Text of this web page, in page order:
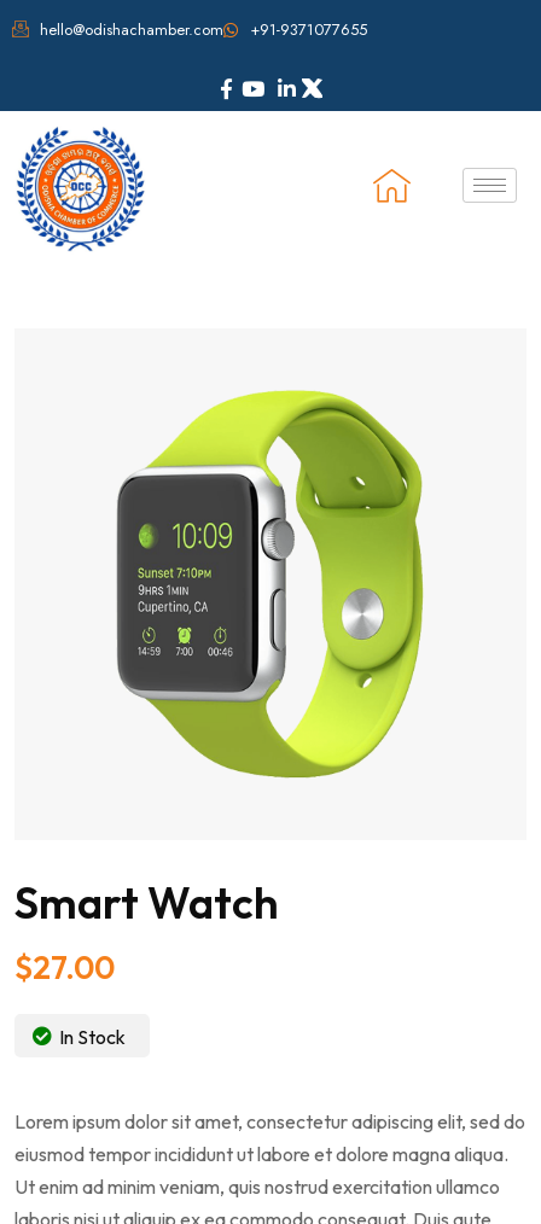
hello@odishachamber.com +91-9371077655
Smart Watch
$27.00
In Stock
Lorem ipsum dolor sit amet, consectetur adipiscing elit, sed do
eiusmod tempor incididunt ut labore et dolore magna aliqua.
Ut enim ad minim veniam, quis nostrud exercitation ullamco